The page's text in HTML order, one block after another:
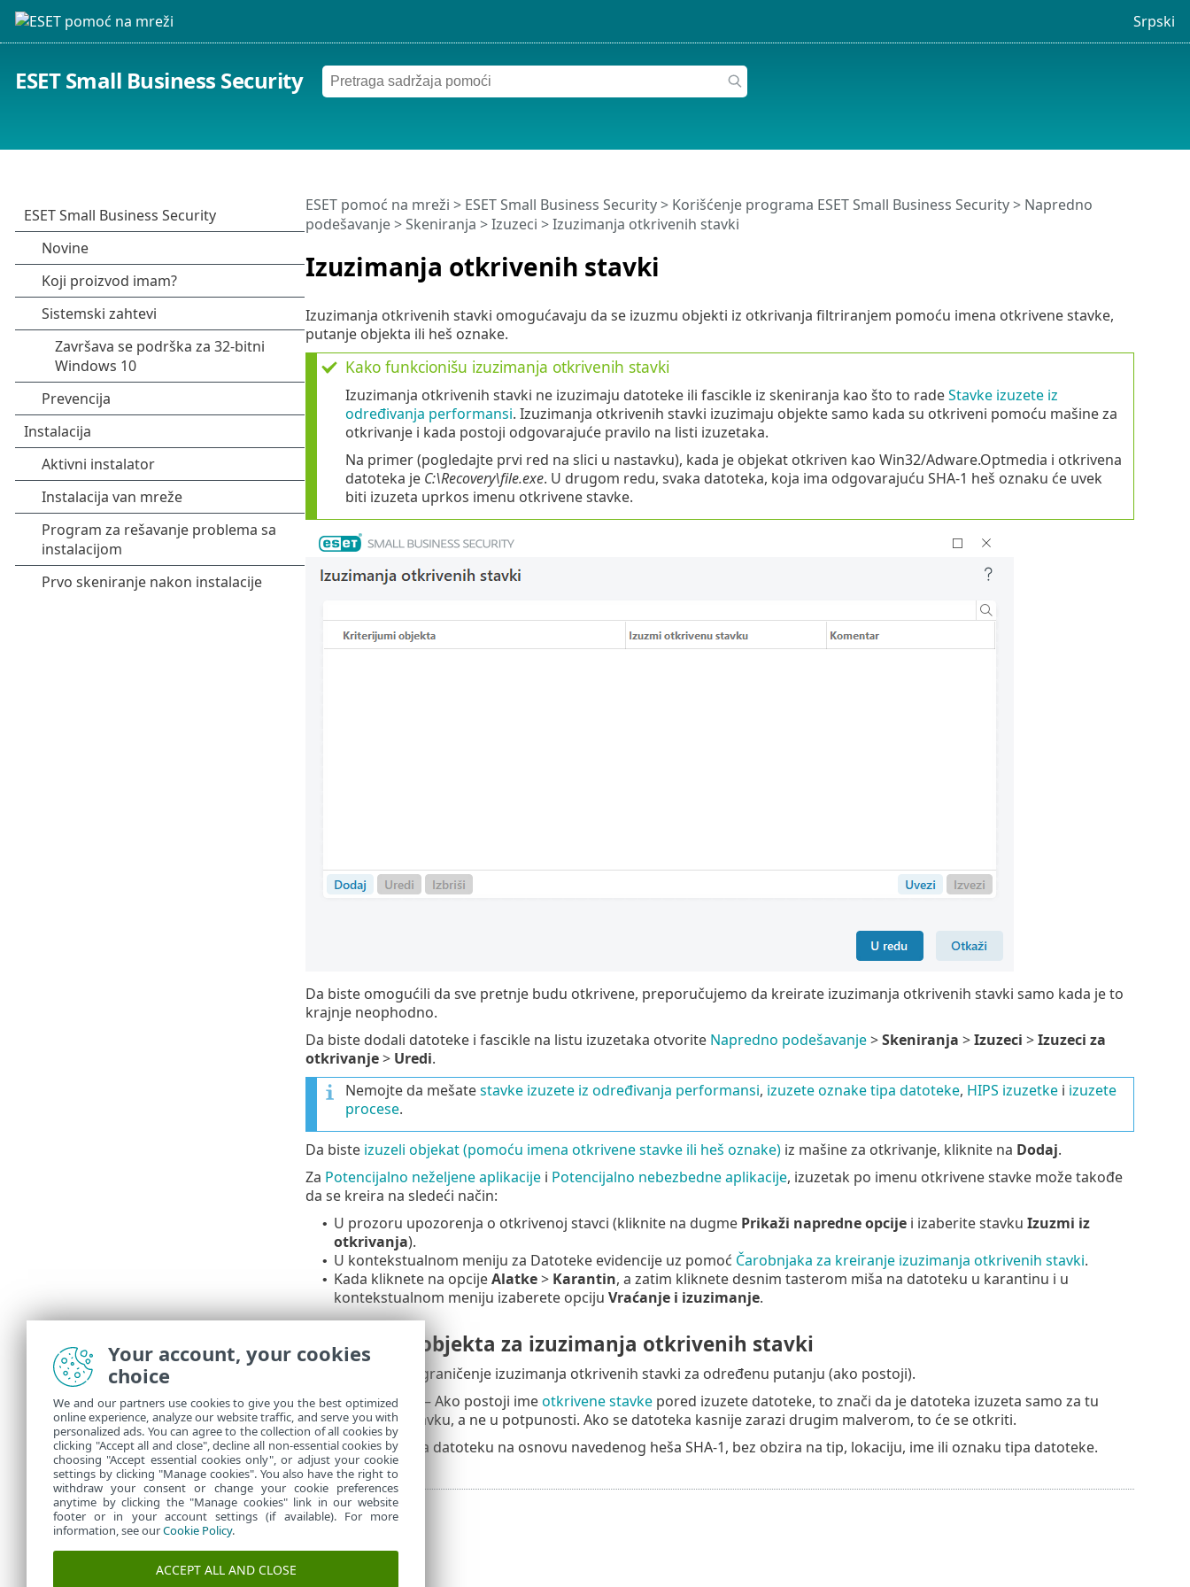
Srpski
ESET Small Business Security
Izuzimanja otkrivenih stavki
ESET pomoć na mreži > ESET Small Business Security> Korišćenje programa ESET Small Business Security> Napredno
podešavanje>Skeniranja >Izuzeci > Izuzimanja otkrivenih stavki
Izuzimanja otkrivenih stavki omogućavaju da se izuzmu objekti iz otkrivanja filtriranjem pomoću imena otkrivene stavke,
putanje objekta ili heš oznake.
Kako funkcionišu izuzimanja otkrivenih stavki
Izuzimanja otkrivenih stavki ne izuzimaju datoteke ili fascikle iz skeniranja kao što to radeStavke izuzete iz
određivanja performansi. Izuzimanja otkrivenih stavki izuzimaju objekte samo kada su otkriveni pomoću mašine za
otkrivanje i kada postoji odgovarajuće pravilo na listi izuzetaka.
Na primer (pogledajte prvi red na slici u nastavku), kada je objekat otkriven kao Win32/Adware.Optmedia i otkrivena
datoteka je C:\Recovery\file.exe. U drugom redu, svaka datoteka, koja ima odgovarajuću SHA-1 heš oznaku će uvek
biti izuzeta uprkos imenu otkrivene stavke.
Da biste omogućili da sve pretnje budu otkrivene, preporučujemo da kreirate izuzimanja otkrivenih stavki samo kada je to
krajnje neophodno.
Da biste dodali datoteke i fascikle na listu izuzetaka otvorite Napredno podešavanje>Skeniranja >Izuzeci >Izuzeci za
otkrivanje> Uredi.
Nemojte da mešatestavke izuzete iz određivanja performansi, izuzete oznake tipa datoteke, HIPS izuzetkei izuzete
procese.
Da biste izuzeli objekat (pomoću imena otkrivene stavke ili heš oznake)iz mašine za otkrivanje, kliknite na Dodaj.
Za Potencijalno neželjene aplikacijei Potencijalno nebezbedne aplikacije, izuzetak po imenu otkrivene stavke može takođe
da se kreira na sledeći način:
• U prozoru upozorenja o otkrivenoj stavci (kliknite na dugme Prikaži napredne opcijei izaberite stavku Izuzmi iz
otkrivanja).
• U kontekstualnom meniju za Datoteke evidencije uz pomoć Čarobnjaka za kreiranje izuzimanja otkrivenih stavki.
• Kada kliknete na opcijeAlatke> Karantin, a zatim kliknete desnim tasterom miša na datoteku u karantinu i u
kontekstualnom meniju izaberete opciju Vraćanje i izuzimanje.
Kriterijumi objekta za izuzimanja otkrivenih stavki
– Ograničenje izuzimanja otkrivenih stavki za određenu putanju (ako postoji).
• Ime pretnje – Ako postoji imeotkrivene stavkepored izuzete datoteke, to znači da je datoteka izuzeta samo za tu
otkrivenu stavku, a ne u potpunosti. Ako se datoteka kasnije zarazi drugim malverom, to će se otkriti.
• Heš– izuzima datoteku na osnovu navedenog heša SHA-1, bez obzira na tip, lokaciju, ime ili oznaku tipa datoteke.
Your account, your cookies
choice
We and our partners use cookies to give you the best optimized
online experience, analyze our website traffic, and serve you with
personalized ads. You can agree to the collection of all cookies by
clicking "Accept all and close", decline all non-essential cookies by
choosing "Accept essential cookies only", or adjust your cookie
settings by clicking "Manage cookies". You also have the right to
withdraw your consent or change your cookie preferences
anytime by clicking the "Manage cookies" link in our website
footer or in your account settings (if available). For more
information, see ourCookie Policy.
ACCEPT ALL AND CLOSE